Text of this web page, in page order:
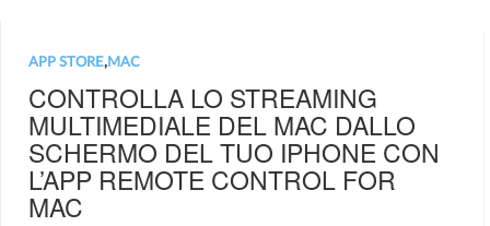
APP STORE,MAC
CONTROLLA LO STREAMING
MULTIMEDIALE DEL MAC DALLO
SCHERMO DEL TUO IPHONE CON
L’APP REMOTE CONTROL FOR
MAC